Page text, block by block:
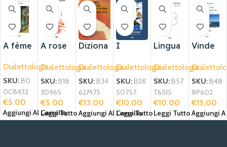
A fème
Dialettologia
SKU: B0
0C8432
€5.00
Aggiungi Al Carrello
ESA
URI
A rose
cuappi
dde
Dialettologia
SKU: B18
3D965
€5.00
Leggi Tutto
Diziona
etimolo
gico
del
dialetto
di Noci
Dialettologia
SKU: B34
62M75
€13.00
Aggiungi Al Carrello
ESA
URI
I
e
Dialettologia
SKU: B2K
50757
€10.00
Leggi Tutto
ESA
URI
Lingua
Dialettologia
SKU: B57
T6515
€10.00
Leggi Tutto
Vinde
tèrre
alla
Pònde
du
Tréve
SKU: B48
8P602
€15.00
Aggiungi